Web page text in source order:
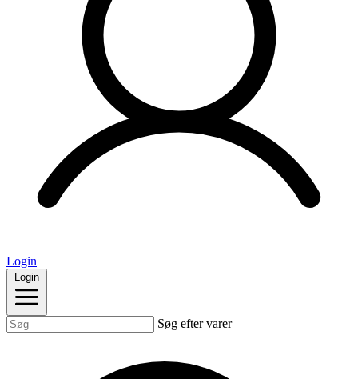
Login
Login
Søg efter varer